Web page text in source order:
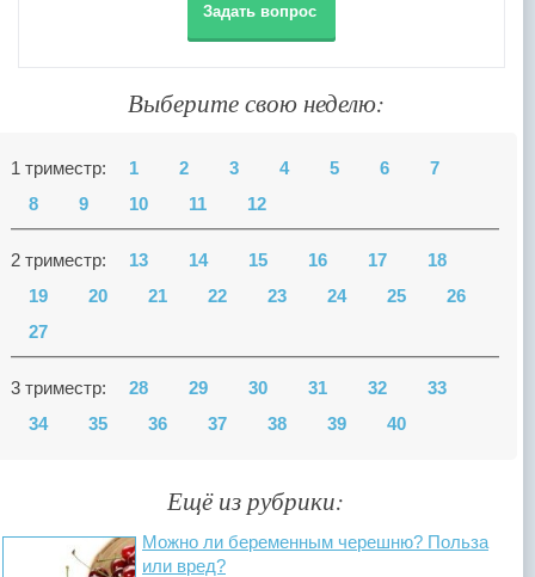
Задать вопрос
Выберите свою неделю:
1 триместр: 1 2 3 4 5 6
7
8
9 10 11 12
2 триместр: 13 14 15 16 17
18
19
20 21 22 23 24 25
26
27
3 триместр: 28 29 30 31 32
33
34
35 36 37 38 39 40
Ещё из рубрики:
Можно ли беременным черешню? Польза
или вред?